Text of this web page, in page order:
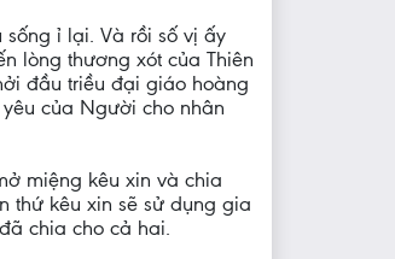
ỉ lại. Và rồi số vị ấy
lòng thương xót của Thiên
đầu triều đại giáo hoàng
của Người cho nhân
miệng kêu xin và chia
thứ kêu xin sẽ sử dụng gia
chia cho cả hai.